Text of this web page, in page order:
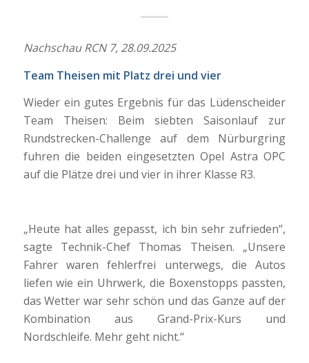
Nachschau RCN 7, 28.09.2025
Team Theisen mit Platz drei und vier
Wieder ein gutes Ergebnis für das Lüdenscheider
Team Theisen: Beim siebten Saisonlauf zur
Rundstrecken-Challenge auf dem Nürburgring
fuhren die beiden eingesetzten Opel Astra OPC
auf die Plätze drei und vier in ihrer Klasse R3.
„Heute hat alles gepasst, ich bin sehr zufrieden“,
sagte Technik-Chef Thomas Theisen. „Unsere
Fahrer waren fehlerfrei unterwegs, die Autos
liefen wie ein Uhrwerk, die Boxenstopps passten,
das Wetter war sehr schön und das Ganze auf der
Kombination aus Grand-Prix-Kurs und
Nordschleife. Mehr geht nicht.“